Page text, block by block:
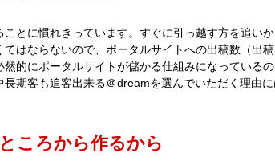
とに慣れきっています。すぐに引っ越す方を追い
はならないので、ポータルサイトへの出稿数（出稿
的にポータルサイトが儲かる仕組みになっている
期客も追客出来る＠dreamを選んでいただく理由
ころから作るから